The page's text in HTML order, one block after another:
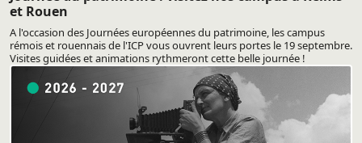
et Rouen
A l'occasion des Journées européennes du patrimoine, les campus
rémois et rouennais de l'ICP vous ouvrent leurs portes le 19 septembre.
Visites guidées et animations rythmeront cette belle journée !